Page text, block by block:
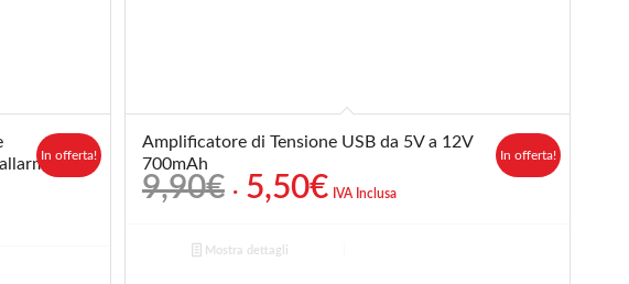
In offerta!
Amplificatore di Tensione USB da 5V a 12V
700mAh
9,90€ Il
prezzo
originale
era:
5,50€IlIVA Inclusa
In offerta!
Mostra dettagli